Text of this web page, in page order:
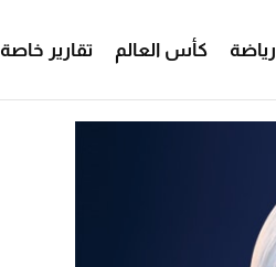
رياضة كأس العالم تقارير خاصة